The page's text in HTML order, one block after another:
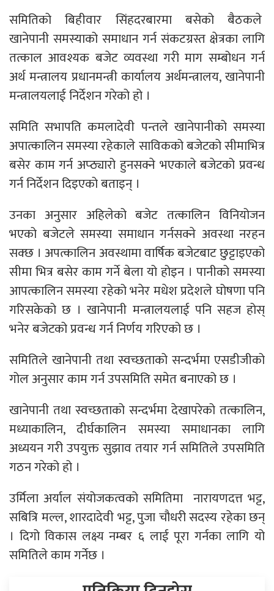
समितिको बिहीवार सिंहदरबारमा बसेको बैठकले
खानेपानी समस्याको समाधान गर्न संकटग्रस्त क्षेत्रका लागि
तत्काल आवश्यक बजेट व्यवस्था गरी माग सम्बोधन गर्न
अर्थ मन्त्रालय प्रधानमन्त्री कार्यालय अर्थमन्त्रालय, खानेपानी
मन्त्रालयलाई निर्देशन गरेको हो ।
समिति सभापति कमलादेवी पन्तले खानेपानीको समस्या
अपात्कालिन समस्या रहेकाले साविकको बजेटको सीमाभित्र
बसेर काम गर्न अप्ठ्यारो हुनसक्ने भएकाले बजेटको प्रवन्ध
गर्न निर्देशन दिइएको बताइन् ।
उनका अनुसार अहिलेको बजेट तत्कालिन विनियोजन
भएको बजेटले समस्या समाधान गर्नसक्ने अवस्था नरहन
सक्छ । अपत्कालिन अवस्थामा वार्षिक बजेटबाट छुट्टाइएको
सीमा भित्र बसेर काम गर्ने बेला यो होइन । पानीको समस्या
आपत्कालिन समस्या रहेको भनेर मधेश प्रदेशले घोषणा पनि
गरिसकेको छ । खानेपानी मन्त्रालयलाई पनि सहज होस्
भनेर बजेटको प्रवन्ध गर्न निर्णय गरिएको छ ।
समितिले खानेपानी तथा स्वच्छताको सन्दर्भमा एसडीजीको
गोल अनुसार काम गर्न उपसमिति समेत बनाएको छ ।
खानेपानी तथा स्वच्छताको सन्दर्भमा देखापरेको तत्कालिन,
मध्याकालिन, दीर्घकालिन समस्या समाधानका लागि
अध्ययन गरी उपयुक्त सुझाव तयार गर्न समितिले उपसमिति
गठन गरेको हो ।
उर्मिला अर्याल संयोजकत्वको समितिमा नारायणदत्त भट्ट,
सबित्रि मल्ल, शारदादेवी भट्ट, पुजा चौधरी सदस्य रहेका छन्
। दिगो विकास लक्ष्य नम्बर ६ लाई पूरा गर्नका लागि यो
समितिले काम गर्नेछ ।